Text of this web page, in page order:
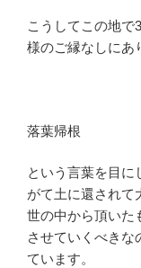
こうしてこの地で
様のご縁なしにあ
落葉帰根
という言葉を目に
がて土に還されて
世の中から頂いた
させていくべきな
ています。